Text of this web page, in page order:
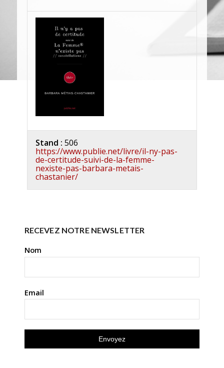
Stand : 506
https://www.publie.net/livre/il-ny-pas-
de-certitude-suivi-de-la-femme-
nexiste-pas-barbara-metais-
chastanier/
RECEVEZ NOTRE NEWSLETTER
Nom
Email